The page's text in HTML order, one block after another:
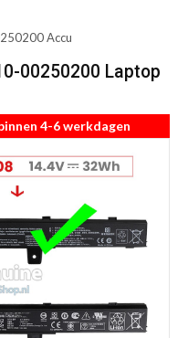
Accu
00250200 Laptop
4-6 werkdagen